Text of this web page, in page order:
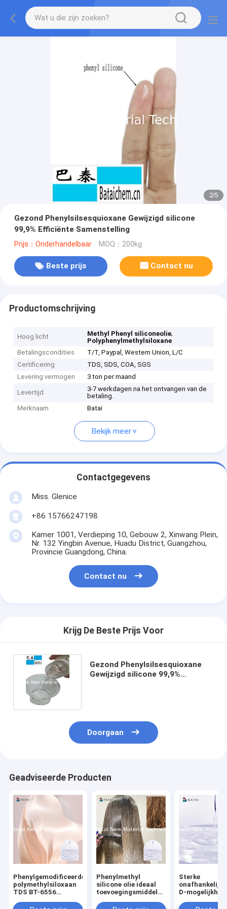
2/5
Gezond Phenylsilsesquioxane Gewijzigd silicone
99,9% Efficiënte Samenstelling
Prijs：Onderhandelbaar MOQ：200kg
Beste prijs Contact nu
Productomschrijving
Hoog licht Methyl Phenyl siliconeolie,
Polyphenylmethylsiloxane
Betalingscondities
T/T, Paypal, Western Union, L/C
Certificering
TDS, SDS, COA, SGS
Levering vermogen
3 ton per maand
Levertijd
3-7 werkdagen na het ontvangen van de
betaling.
Merknaam
Batai
Bekijk meer
Contactgegevens
Miss. Glenice
+86 15766247198
Kamer 1001, Verdieping 10, Gebouw 2, Xinwang Plein,
Nr. 132 Yingbin Avenue, Huadu District, Guangzhou,
Provincie Guangdong, China.
Contact nu
Krijg De Beste Prijs Voor
Gezond Phenylsilsesquioxane
Gewijzigd silicone 99,9%
Doorgaan
Geadviseerde Producten
Phenylgemodificeerde
polymethylsiloxaan
TDS BT-6556
Phenylmethylsilicone
Phenylmethyl
silicone olie ideaal
toevoegingsmiddel
cosmetische
Sterke
onafhankelijke
D-
silicone olie